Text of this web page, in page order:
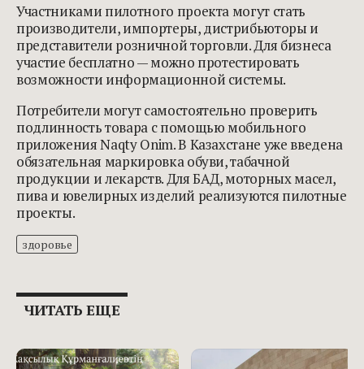
Участниками пилотного проекта могут стать
производители, импортеры, дистрибьюторы и
представители розничной торговли. Для бизнеса
участие бесплатно — можно протестировать
возможности информационной системы.
Потребители могут самостоятельно проверить
подлинность товара с помощью мобильного
приложения Naqty Onim. В Казахстане уже введена
обязательная маркировка обуви, табачной
продукции и лекарств. Для БАД, моторных масел,
пива и ювелирных изделий реализуются пилотные
проекты.
здоровье
ЧИТАТЬ ЕЩЕ